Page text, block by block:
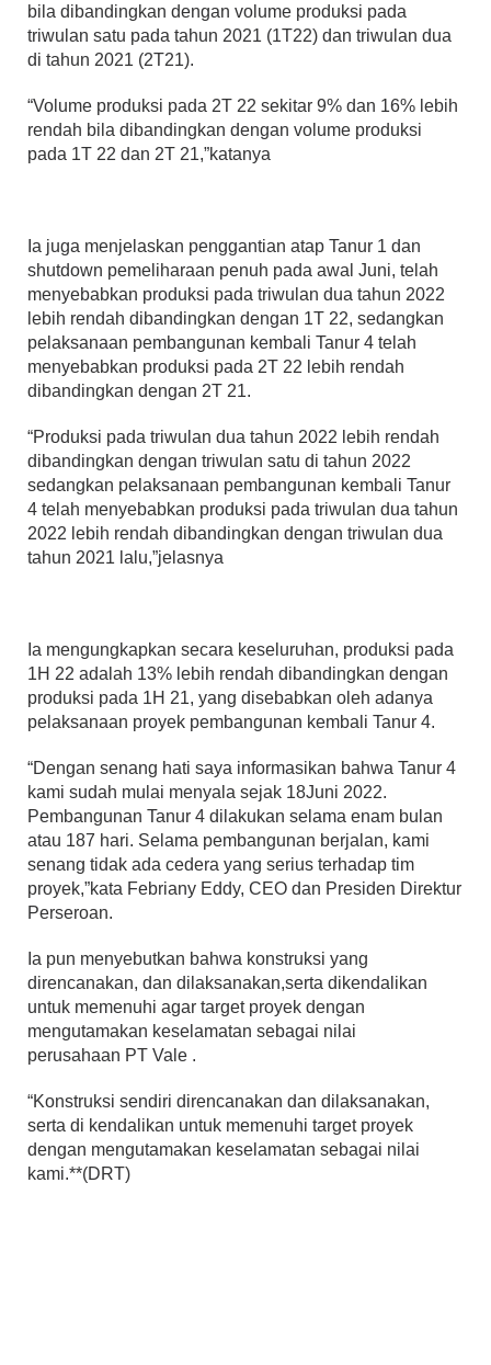
bila dibandingkan dengan volume produksi pada
triwulan satu pada tahun 2021 (1T22) dan triwulan dua
di tahun 2021 (2T21).
“Volume produksi pada 2T 22 sekitar 9% dan 16% lebih
rendah bila dibandingkan dengan volume produksi
pada 1T 22 dan 2T 21,”katanya
Ia juga menjelaskan penggantian atap Tanur 1 dan
shutdown pemeliharaan penuh pada awal Juni, telah
menyebabkan produksi pada triwulan dua tahun 2022
lebih rendah dibandingkan dengan 1T 22, sedangkan
pelaksanaan pembangunan kembali Tanur 4 telah
menyebabkan produksi pada 2T 22 lebih rendah
dibandingkan dengan 2T 21.
“Produksi pada triwulan dua tahun 2022 lebih rendah
dibandingkan dengan triwulan satu di tahun 2022
sedangkan pelaksanaan pembangunan kembali Tanur
4 telah menyebabkan produksi pada triwulan dua tahun
2022 lebih rendah dibandingkan dengan triwulan dua
tahun 2021 lalu,”jelasnya
Ia mengungkapkan secara keseluruhan, produksi pada
1H 22 adalah 13% lebih rendah dibandingkan dengan
produksi pada 1H 21, yang disebabkan oleh adanya
pelaksanaan proyek pembangunan kembali Tanur 4.
“Dengan senang hati saya informasikan bahwa Tanur 4
kami sudah mulai menyala sejak 18Juni 2022.
Pembangunan Tanur 4 dilakukan selama enam bulan
atau 187 hari. Selama pembangunan berjalan, kami
senang tidak ada cedera yang serius terhadap tim
proyek,”kata Febriany Eddy, CEO dan Presiden Direktur
Perseroan.
Ia pun menyebutkan bahwa konstruksi yang
direncanakan, dan dilaksanakan,serta dikendalikan
untuk memenuhi agar target proyek dengan
mengutamakan keselamatan sebagai nilai
perusahaan PT Vale .
“Konstruksi sendiri direncanakan dan dilaksanakan,
serta di kendalikan untuk memenuhi target proyek
dengan mengutamakan keselamatan sebagai nilai
kami.**(DRT)